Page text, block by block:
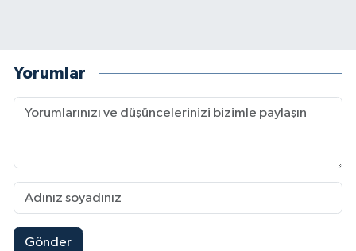
Yorumlar
Gönder